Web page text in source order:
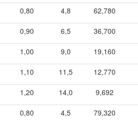
0,80 4,8 62,780
0,90 6,5 36,700
1,00 9,0 19,160
1,10 11,5 12,770
1,20 14,0 9,692
0,80 4,5 79,320